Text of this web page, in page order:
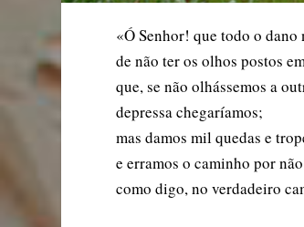
«Ó Senhor! que todo o dano
de não ter os olhos postos
que, se não olhássemos a
depressa chegaríamos;
mas damos mil quedas e
e erramos o caminho por
como digo, no verdadeiro